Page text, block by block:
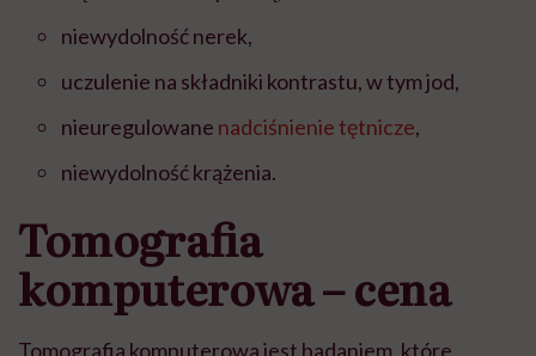
niewydolność nerek,
uczulenie na składniki kontrastu, w tym jod,
nieuregulowane nadciśnienie tętnicze,
niewydolność krążenia.
Tomografia
komputerowa – cena
Tomografia komputerowa jest badaniem, które